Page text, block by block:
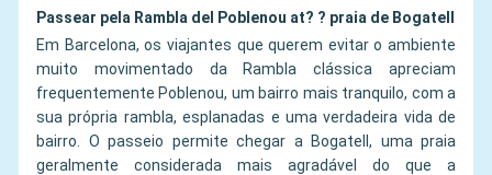
Passear pela Rambla del Poblenou at? ? praia de Bogatell
Em Barcelona, os viajantes que querem evitar o ambiente
muito movimentado da Rambla clássica apreciam
frequentemente Poblenou, um bairro mais tranquilo, com a
sua própria rambla, esplanadas e uma verdadeira vida de
bairro. O passeio permite chegar a Bogatell, uma praia
geralmente considerada mais agradável do que a